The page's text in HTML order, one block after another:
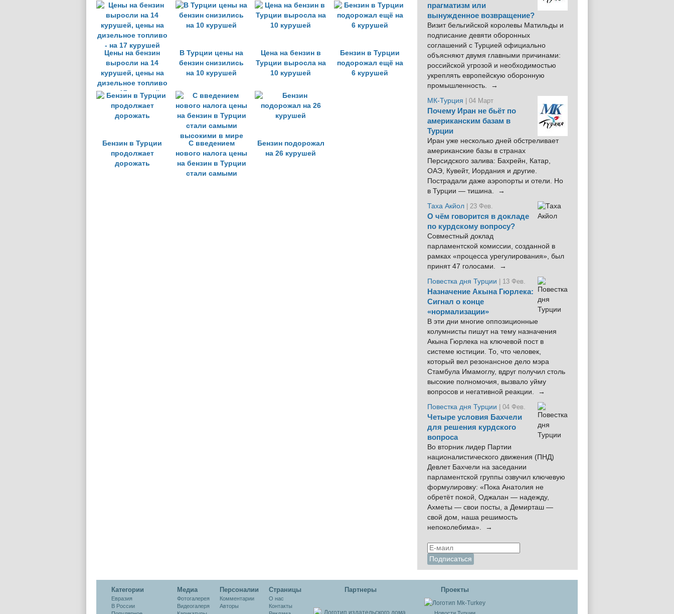
Цены на бензин
выросли на 14
курушей, цены на
дизельное топливо
- на 17 курушей
В Турции цены на
бензин снизились
на 10 курушей
Цена на бензин в
Турции выросла на
10 курушей
Бензин в Турции
подорожал ещё на
6 курушей
Бензин в Турции
продолжает
дорожать
С введением
нового налога цены
на бензин в Турции
стали самыми
Бензин подорожал
на 26 курушей
прагматизм или
вынужденное возвращение?
Визит бельгийской королевы Матильды и
подписание девяти оборонных
соглашений с Турцией официально
объясняют двумя главными причинами:
российской угрозой и необходимостью
укреплять европейскую оборонную
промышленность. →
МК-Турция
| 04 Март
Почему Иран не бьёт по
американским базам в
Турции
Иран уже несколько дней обстреливает
американские базы в странах
Персидского залива: Бахрейн, Катар,
ОАЭ, Кувейт, Иордания и другие.
Пострадали даже аэропорты и отели. Но
в Турции — тишина. →
Таха Акйол | 23 Фев.
О чём говорится в докладе
по курдскому вопросу?
Совместный доклад
парламентской комиссии, созданной в
рамках «процесса урегулирования», был
принят 47 голосами. →
Повестка дня Турции
| 13 Фев.
Назначение Акына Гюрлека:
Сигнал о конце
«нормализации»
В эти дни многие оппозиционные
колумнисты пишут на тему назначения
Акына Гюрлека на ключевой пост в
системе юстиции. То, что человек,
который вел резонансное дело мэра
Стамбула Имамоглу, вдруг получил столь
высокие полномочия, вызвало уйму
вопросов и негативной реакции. →
Повестка дня Турции
| 04 Фев.
Четыре условия Бахчели
для решения курдского
вопроса
Во вторник лидер Партии
националистического движения (ПНД)
Девлет Бахчели на заседании
парламентской группы озвучил ключевую
формулировку: «Пока Анатолия не
обретёт покой, Оджалан — надежду,
Ахметы — свои посты, а Демирташ —
свой дом, наша решимость
непоколебима». →
Категории
Евразия
В России
Медиа
Фотогалерея
Видеогалеря
Персоналии
Комментарии
Авторы
Cтраницы
О нас
Контакты
Партнеры Проекты